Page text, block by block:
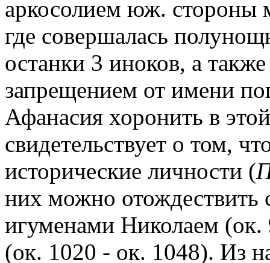
аркосолием юж. стороны
где совершалась
останки 3 иноков, а
запрещением от имени
Афанасия хоронить в
свидетельствует о том,
исторические личности (
них можно отождествить
игуменами Николаем
(ок. 1020 - ок. 1048). Из